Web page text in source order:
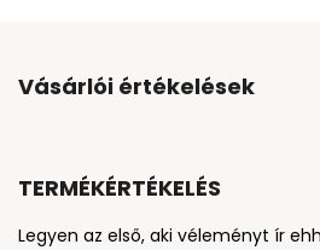
Vásárlói értékelések
TERMÉKÉRTÉKELÉS
Legyen az első, aki véleményt ír